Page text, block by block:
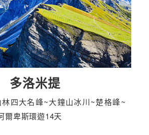
多洛米提
四大名峰~大鐘山冰川~楚格峰~
爾卑斯環遊14天